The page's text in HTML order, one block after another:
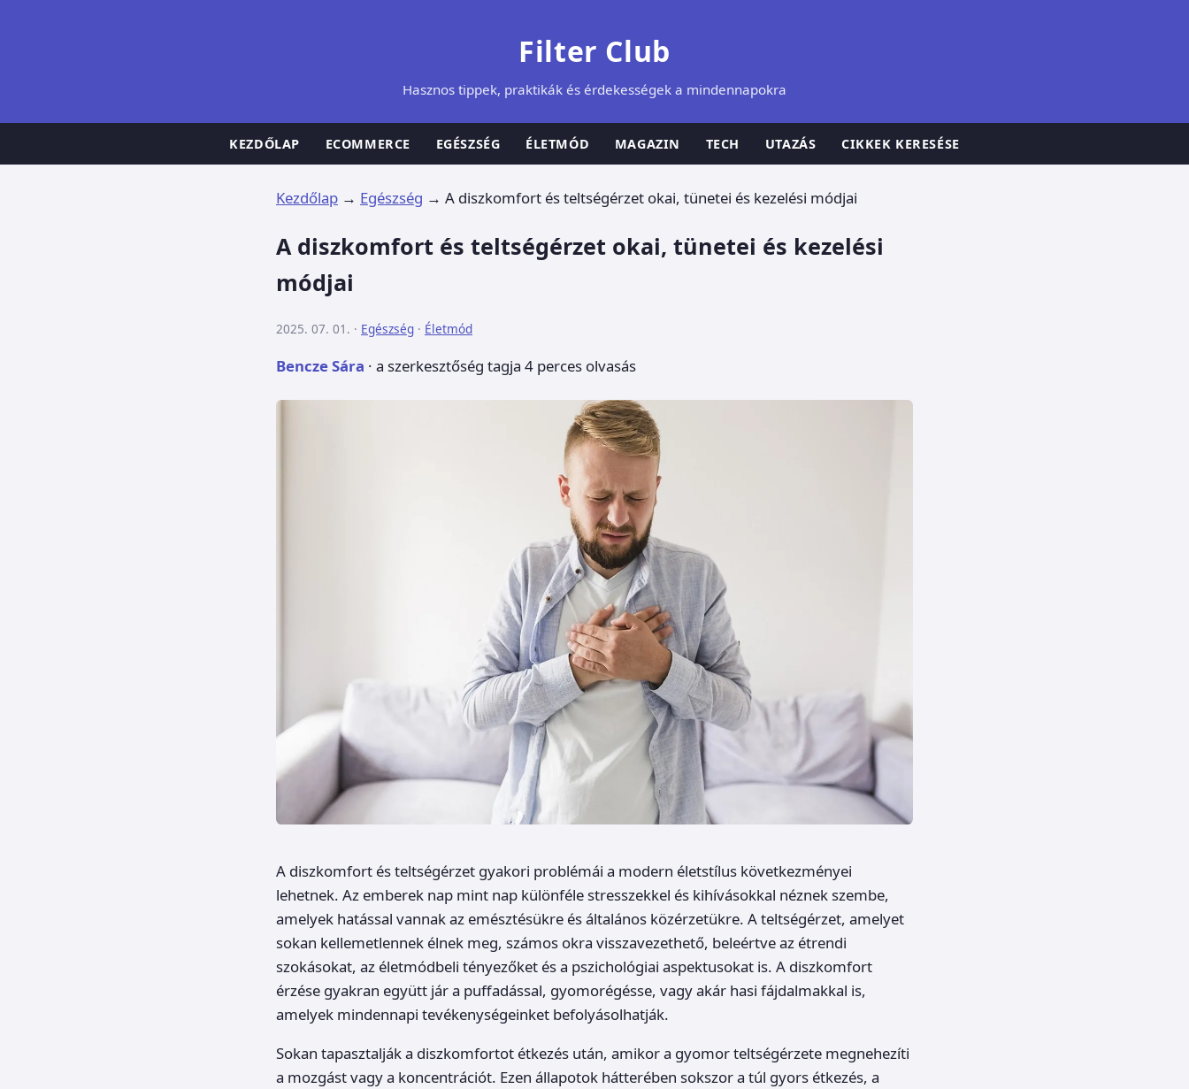
Filter Club
Hasznos tippek, praktikák és érdekességek a mindennapokra
KEZDŐLAP ECOMMERCE EGÉSZSÉG ÉLETMÓD MAGAZIN TECH UTAZÁS CIKKEK KERESÉSE
Kezdőlap → Egészség → A diszkomfort és teltségérzet okai, tünetei és kezelési módjai
A diszkomfort és teltségérzet okai, tünetei és kezelési
módjai
2025. 07. 01. · Egészség · Életmód
Bencze Sára · a szerkesztőség tagja 4 perces olvasás
A diszkomfort és teltségérzet gyakori problémái a modern életstílus következményei
lehetnek. Az emberek nap mint nap különféle stresszekkel és kihívásokkal néznek szembe,
amelyek hatással vannak az emésztésükre és általános közérzetükre. A teltségérzet, amelyet
sokan kellemetlennek élnek meg, számos okra visszavezethető, beleértve az étrendi
szokásokat, az életmódbeli tényezőket és a pszichológiai aspektusokat is. A diszkomfort
érzése gyakran együtt jár a puffadással, gyomorégésse, vagy akár hasi fájdalmakkal is,
amelyek mindennapi tevékenységeinket befolyásolhatják.
Sokan tapasztalják a diszkomfortot étkezés után, amikor a gyomor teltségérzete megnehezíti
a mozgást vagy a koncentrációt. Ezen állapotok hátterében sokszor a túl gyors étkezés, a